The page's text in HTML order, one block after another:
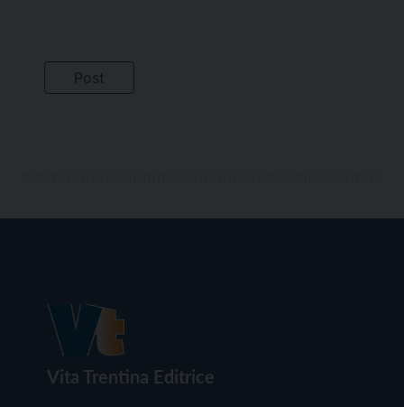
Vita Trentina Editrice